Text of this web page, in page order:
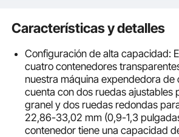
Características y detalles
Configuración de alta capacidad:
cuatro contenedores
nuestra máquina expendedora de
cuenta con dos ruedas ajustables
granel y dos ruedas redondas
22,86-33,02 mm (0,9-1,3
contenedor tiene una capacidad